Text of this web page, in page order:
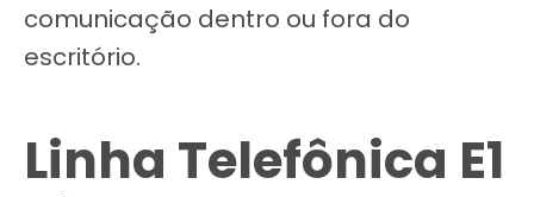
comunicação dentro ou fora do
escritório.
Linha Telefônica E1